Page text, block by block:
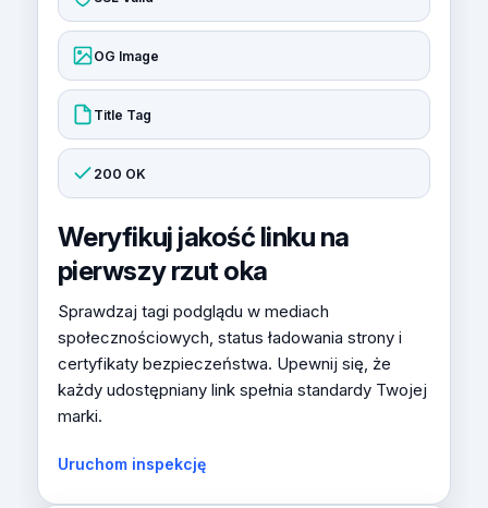
OG Image
Title Tag
200 OK
Weryfikuj jakość linku na
pierwszy rzut oka
Sprawdzaj tagi podglądu w mediach
społecznościowych, status ładowania strony i
certyfikaty bezpieczeństwa. Upewnij się, że
każdy udostępniany link spełnia standardy Twojej
marki.
Uruchom inspekcję